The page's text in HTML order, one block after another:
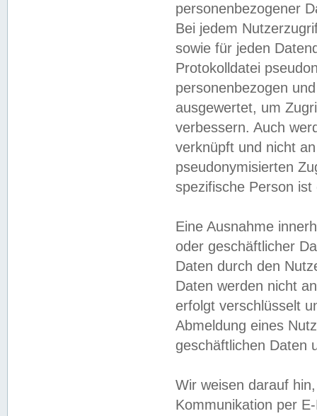
personenbezogener
Bei jedem
sowie für jeden
Protokolldatei
personenbezogen
ausgewertet, um
verbessern. Auch
verknüpft und nicht
pseudonymisierten
spezifische Person
Eine Ausnahme
oder geschäftlicher
Daten durch den
Daten werden nicht
erfolgt verschlüsselt
Abmeldung eines
geschäftlichen Daten
Wir weisen darauf
Kommunikation per